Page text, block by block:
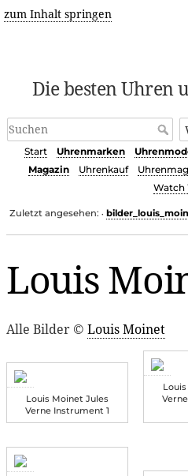
zum Inhalt springen
Die besten Uhren
Start Uhrenmarken
Magazin
Uhrenkauf
Watch
Zuletzt angesehen: •
Louis
Alle Bilder © Louis Moinet
Louis Moinet Jules
Verne Instrument 1